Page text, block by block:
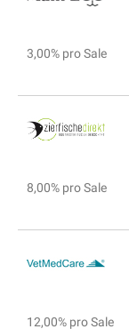
3,00% pro Sale
8,00% pro Sale
12,00% pro Sale